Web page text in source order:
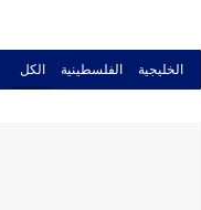
الكل الفلسطينية الخليجية